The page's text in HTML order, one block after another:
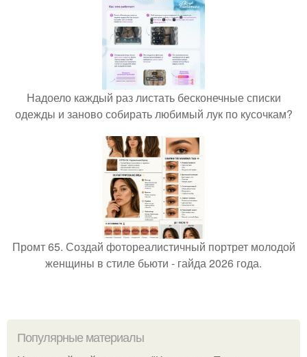
Надоело каждый раз листать бесконечные списки
одежды и заново собирать любимый лук по кусочкам?
Промт 65. Создай фотореалистичный портрет молодой
женщины в стиле бьюти - гайда 2026 года.
Популярные материалы